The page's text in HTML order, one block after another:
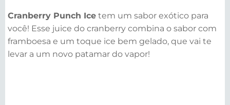
Cranberry Punch Ice tem um sabor exótico para
você! Esse juice do cranberry combina o sabor com
framboesa e um toque ice bem gelado, que vai te
levar a um novo patamar do vapor!